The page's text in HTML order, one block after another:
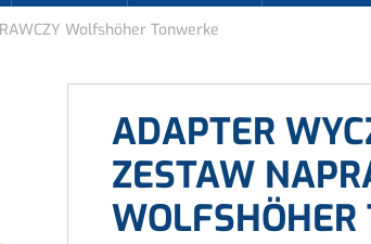
Wolfshöher Tonwerke
ADAPTER
ZESTAW
WOLFSHÖHER